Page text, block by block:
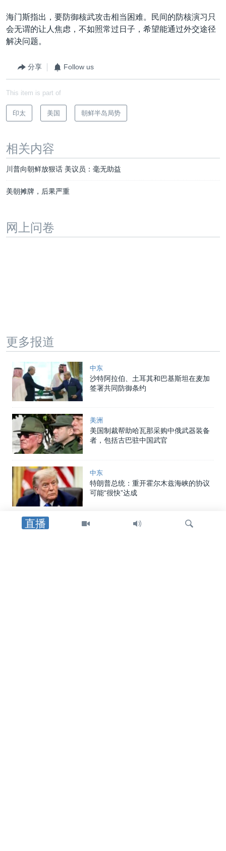
直播
海门斯指出，要防御核武攻击相当困难。民间的防核演习只
会无谓的让人焦虑，不如照常过日子，希望能通过外交途径
解决问题。
分享 Follow us
This item is part of
印太 美国 朝鲜半岛局势
相关内容
川普向朝鲜放狠话 美议员：毫无助益
美朝摊牌，后果严重
网上问卷
更多报道
中东
沙特阿拉伯、土耳其和巴基斯坦在麦加
签署共同防御条约
美洲
美国制裁帮助哈瓦那采购中俄武器装备
者，包括古巴驻中国武官
中东
特朗普总统：重开霍尔木兹海峡的协议
可能“很快”达成